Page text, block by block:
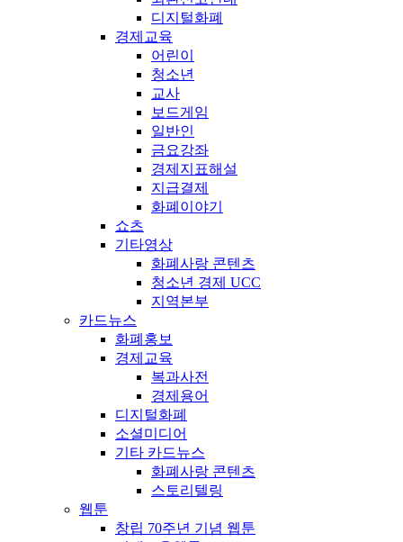
디지털화폐
경제교육
어린이
청소년
교사
보드게임
일반인
금요강좌
경제지표해설
지급결제
화폐이야기
쇼츠
기타영상
화폐사랑 콘텐츠
청소년 경제 UCC
지역본부
카드뉴스
화폐홍보
경제교육
복과사전
경제용어
디지털화폐
소셜미디어
기타 카드뉴스
화폐사랑 콘텐츠
스토리텔링
웹툰
창립 70주년 기념 웹툰